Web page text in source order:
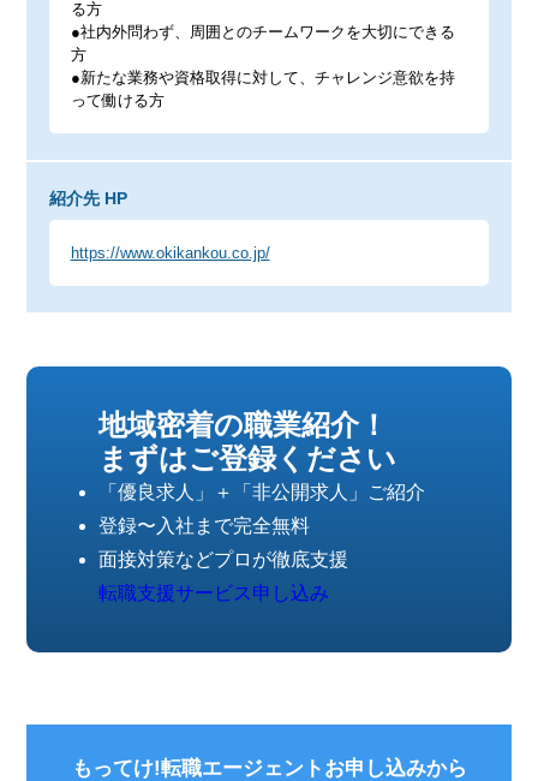
る方
●社内外問わず、周囲とのチームワークを大切にできる
方
●新たな業務や資格取得に対して、チャレンジ意欲を持
って働ける方
紹介先 HP
https://www.okikankou.co.jp/
地域密着の職業紹介！
まずはご登録ください
「優良求人」＋「非公開求人」ご紹介
登録〜入社まで完全無料
面接対策などプロが徹底支援
転職支援サービス申し込み
もってけ!転職エージェントお申し込みから